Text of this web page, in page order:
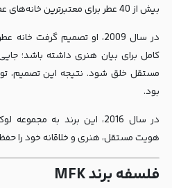
بیش از 40 عطر برای معتبرترین خانه‌های عطرسازی دنیا خلق کرده بود.
در سال 2009، او تصمیم گرفت
کامل برای بیان هنری داشته باشد؛
مستقل خلق شود. نتیجه این تصمیم،
بود.
در سال 2016، این برند به مجموعه لوکس
هویت مستقل، هنری و خلاقانه خود را
فلسفه برند MFK